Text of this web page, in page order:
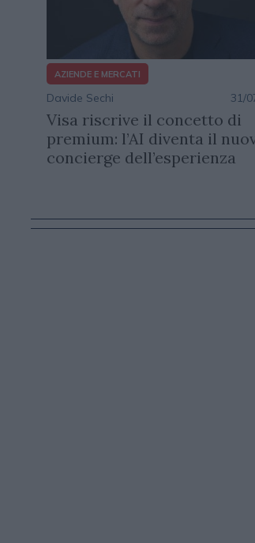
AZIENDE E MERCATI
Davide Sechi 31/
Visa riscrive il concetto di
premium: l’AI diventa il
concierge dell’esperienza